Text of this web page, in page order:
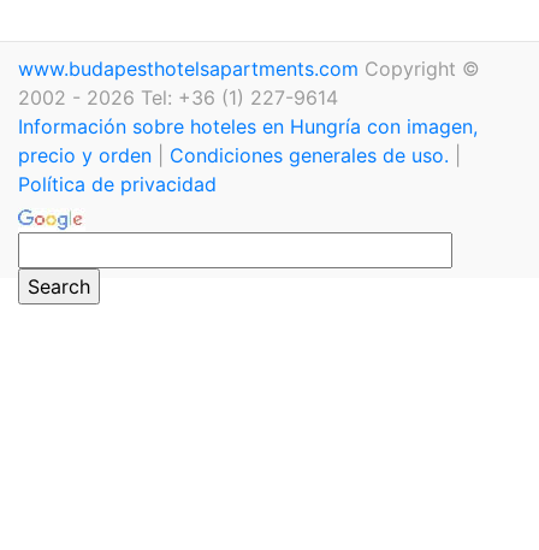
www.budapesthotelsapartments.com Copyright ©
2002 - 2026 Tel: +36 (1) 227-9614
Información sobre hoteles en Hungría con imagen,
precio y orden
Condiciones generales de uso.
Política de privacidad